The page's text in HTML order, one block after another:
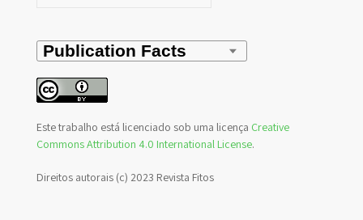
Este trabalho está licenciado sob uma licença Creative
Commons Attribution 4.0 International License.
Direitos autorais (c) 2023 Revista Fitos